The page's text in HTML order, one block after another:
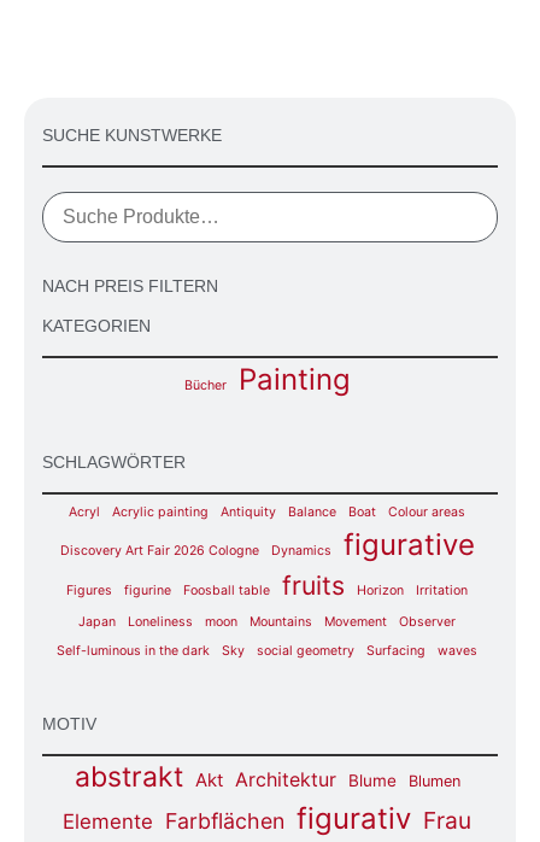
SUCHE KUNSTWERKE
NACH PREIS FILTERN
KATEGORIEN
Bücher Painting
SCHLAGWÖRTER
Acryl Acrylic painting Antiquity Balance Boat Colour areas
Discovery Art Fair 2026 Cologne Dynamics figurative
Figures figurine Foosball table fruits Horizon
Irritation
Japan
Loneliness moon Mountains Movement
Observer
Self-luminous in the dark
Sky social geometry Surfacing waves
MOTIV
abstrakt Akt Architektur Blume Blumen
Elemente Farbflächen figurativ Frau